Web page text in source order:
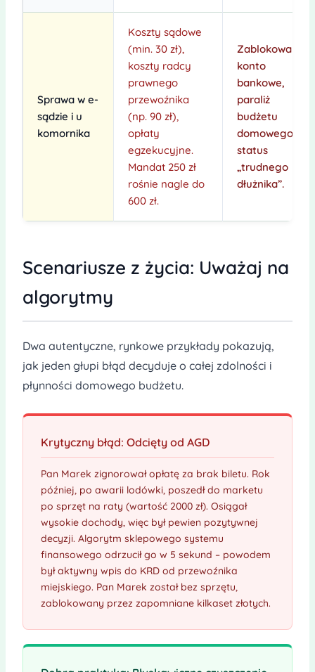
Sprawa w e-
sądzie i u
komornika
Koszty sądowe
(min. 30 zł),
koszty radcy
prawnego
przewoźnika
(np. 90 zł),
opłaty
egzekucyjne.
Mandat 250 zł
rośnie nagle do
600 zł.
Zablokowane
konto
bankowe,
paraliż
budżetu
domowego,
status
„trudnego
dłużnika”.
Scenariusze z życia: Uważaj na
algorytmy
Dwa autentyczne, rynkowe przykłady pokazują,
jak jeden głupi błąd decyduje o całej zdolności i
płynności domowego budżetu.
Krytyczny błąd: Odcięty od AGD
Pan Marek zignorował opłatę za brak biletu. Rok
później, po awarii lodówki, poszedł do marketu
po sprzęt na raty (wartość 2000 zł). Osiągał
wysokie dochody, więc był pewien pozytywnej
decyzji. Algorytm sklepowego systemu
finansowego odrzucił go w 5 sekund – powodem
był aktywny wpis do KRD od przewoźnika
miejskiego. Pan Marek został bez sprzętu,
zablokowany przez zapomniane kilkaset złotych.